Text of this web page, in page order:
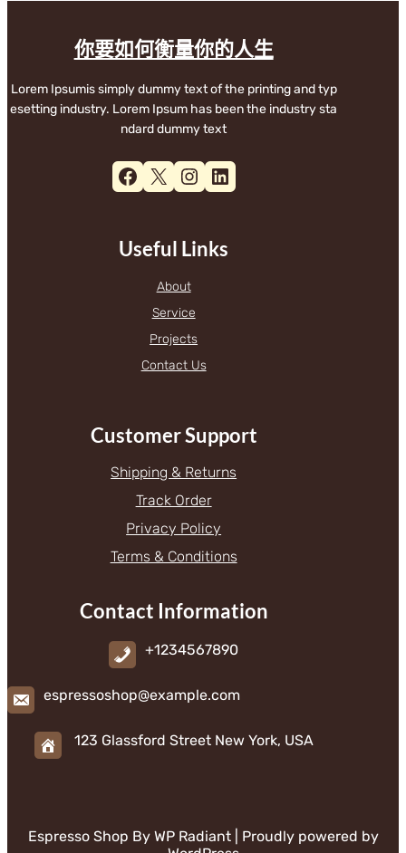
你要如何衡量你的人生
Lorem Ipsumis simply dummy text of the printing and typ
esetting industry. Lorem Ipsum has been the industry sta
ndard dummy text
Facebook X Instagram LinkedIn
Useful Links
About
Service
Projects
Contact Us
Customer Support
Shipping & Returns
Track Order
Privacy Policy
Terms & Conditions
Contact Information
+1234567890
espressoshop@example.com
123 Glassford Street New York, USA
Espresso Shop ByWP Radiant| Proudly powered by